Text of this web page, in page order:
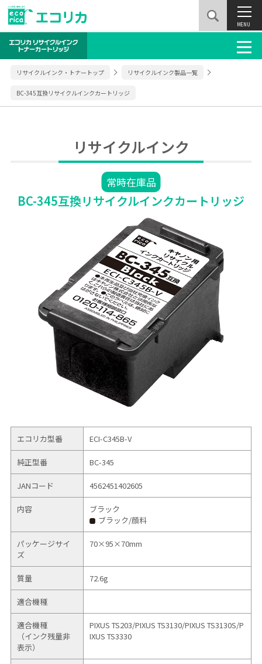
MENU
リサイクルインク・トナートップ リサイクルインク製品一覧
BC-345互換リサイクルインクカートリッジ
リサイクルインク
常時在庫品
BC-345互換リサイクルインクカートリッジ
エコリカ型番 ECI-C345B-V
純正型番 BC-345
JANコード 4562451402605
内容
ブラック
ブラック/顔料
パッケージサイ
ズ
70×95×70mm
質量 72.6g
適合機種
適合機種
（インク残量非
表示）
PIXUS TS203/PIXUS TS3130/PIXUS TS3130S/P
IXUS TS3330